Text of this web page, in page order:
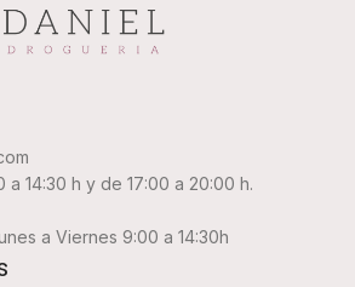
a 14:30 h y de 17:00 a 20:00 h.
a Viernes 9:00 a 14:30h